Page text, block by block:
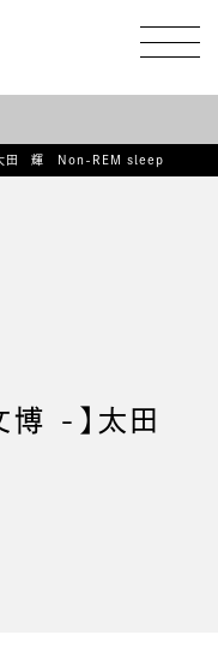
太田 輝 Non-REM sleep
博 -】太田